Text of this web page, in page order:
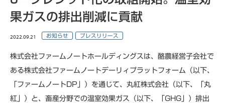
果ガスの排出削減に貢献
2022.09.21 お知らせ プレスリリース
株式会社ファームノートホールディングスは、酪農経営子会社で
ある株式会社ファームノートデーリィプラットフォーム（以下、
「ファームノートDP」）を通じて、丸紅株式会社（以下、「丸
紅」）と、畜産分野での温室効果ガス（以下、「GHG」）排出